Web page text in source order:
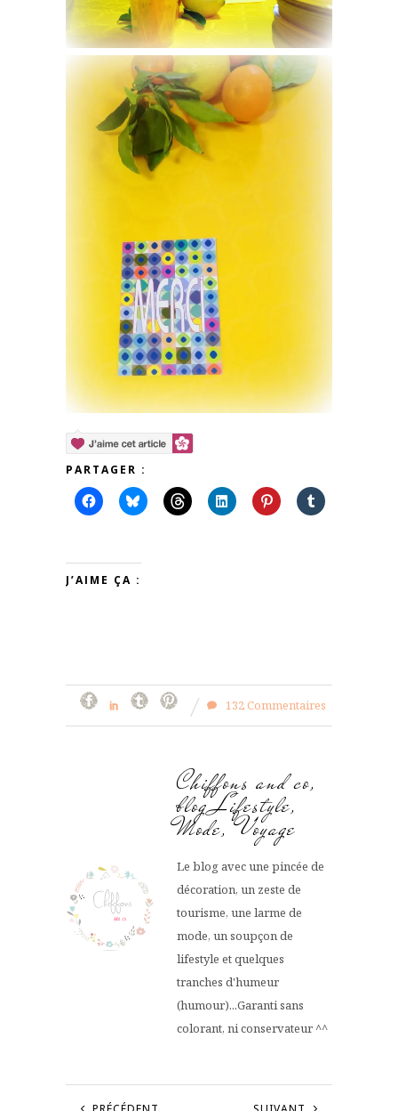
PARTAGER :
J’AIME ÇA :
132 Commentaires
Chiffons and co,
blog Lifestyle,
Mode, Voyage
Le blog avec une pincée de
décoration, un zeste de
tourisme, une larme de
mode, un soupçon de
lifestyle et quelques
tranches d'humeur
(humour)...Garanti sans
colorant, ni conservateur ^^